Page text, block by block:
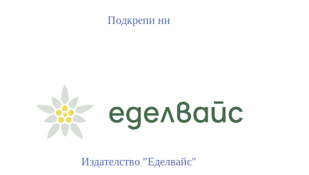
Подкрепи ни
Издателство "Еделвайс"